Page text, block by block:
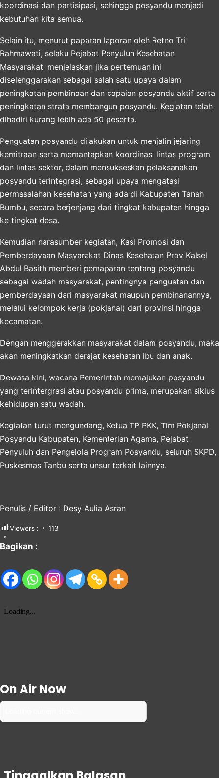
koordinasi dan partisipasi, sehingga posyandu menjadi
kebutuhan kita semua.
Selain itu, menurut paparan laporan oleh Retno Tri
Rahmawati, selaku Pejabat Penyuluh Kesehatan
Masyarakat, menjelaskan jika pertemuan ini
diselenggarakan sebagai salah satu upaya dalam
peningkatan pembinaan dan capaian posyandu aktif serta
peningkatan strata membangun posyandu. Kegiatan telah
dihadiri kurang lebih ada 50 peserta.
Penguatan posyandu dilakukan untuk menjalin jejaring
kemitraan serta memantapkan koordinasi lintas program
dan lintas sektor, dalam mensukseskan pelaksanakan
posyandu terintegrasi, sebagai upaya mengatasi
permasalahan kesehatan yang ada di Kabupaten Tanah
Bumbu, secara berjenjang dari tingkat kabupaten hingga
ke tingkat desa.
Kemudian narasumber kegiatan, Kasi Promosi dan
Pemberdayaan Masyarakat Dinas Kesehatan Prov Kalsel
Abdul Basith memberi pemaparan tentang posyandu
sebagai wadah masyarakat, pentingnya penguatan dan
pemberdayaan dari masyarakat maupun pembinanannya,
melalui kelompok kerja (pokjanal) dari provinsi hingga
kecamatan.
Dengan menggerakkan masyarakat dalam posyandu, maka
akan meningkatkan derajat kesehatan ibu dan anak.
Dewasa kini, wacana Pemerintah memajukan posyandu
yang terintergrasi atau posyandu prima, merupakan siklus
kehidupan satu wadah.
Kegiatan turut mengundang, Ketua TP PKK, Tim Pokjanal
Posyandu Kabupaten, Kementerian Agama, Pejabat
Penyuluh dan Pengelola Program Posyandu, seluruh SKPD,
Puskesmas Tanbu serta unsur terkait lainnya.
Penulis / Editor : Desy Aulia Asran
Viewers : 113
Bagikan :
On Air Now